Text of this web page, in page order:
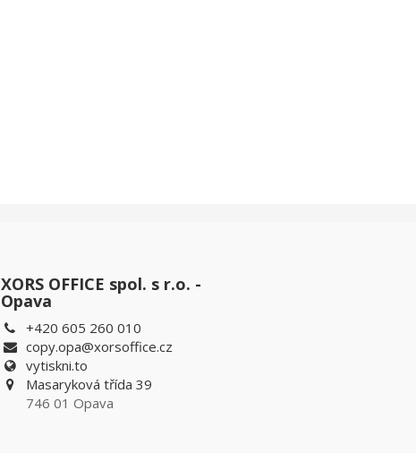
XORS OFFICE spol. s r.o. -
Opava
+420 605 260 010
copy.opa@xorsoffice.cz
vytiskni.to
Masaryková třída 39
746 01 Opava